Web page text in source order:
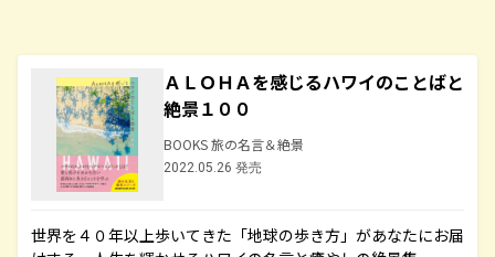
ＡＬＯＨＡを感じるハワイのことばと
絶景１００
BOOKS 旅の名言＆絶景
2022.05.26 発売
世界を４０年以上歩いてきた「地球の歩き方」があなたにお届